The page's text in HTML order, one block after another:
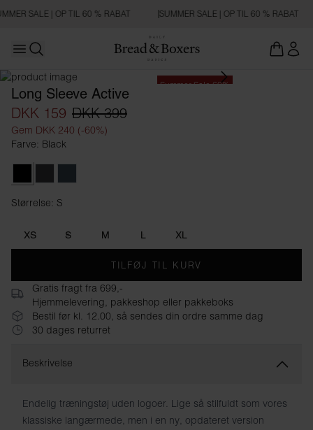
SALE | OP TIL 60 % RABAT SUMMER SALE | OP TIL 60 % RABAT
Open main menu
Summer Sale 60%
Long Sleeve Active
DKK 159 DKK 399
Gem DKK 240 (-60%)
Farve: Black
Størrelse: S
XS S M L XL
TILFØJ TIL KURV
Gratis fragt fra 699,-
Hjemmelevering, pakkeshop eller pakkeboks
Bestil før kl. 12.00, så sendes din ordre samme dag
30 dages returret
Beskrivelse
Endelig træningstøj uden logoer. Lige så stilfuldt som vores
klassiske langærmede, men i en ny, opdateret version